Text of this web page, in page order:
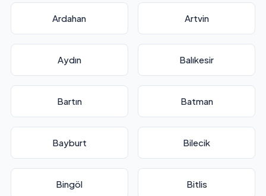
Ardahan Artvin
Aydın Balıkesir
Bartın Batman
Bayburt Bilecik
Bingöl Bitlis